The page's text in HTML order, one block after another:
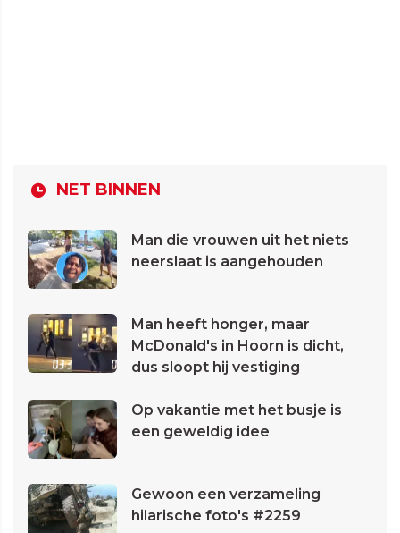
NET BINNEN
Man die vrouwen uit het niets
neerslaat is aangehouden
Man heeft honger, maar
McDonald's in Hoorn is dicht,
dus sloopt hij vestiging
Op vakantie met het busje is
een geweldig idee
Gewoon een verzameling
hilarische foto's #2259